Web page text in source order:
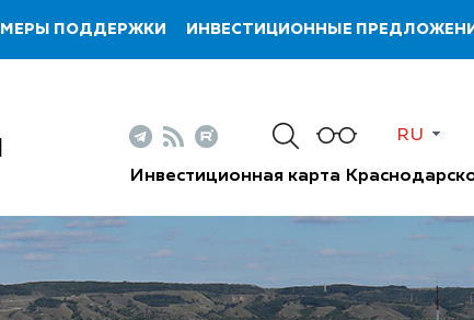
МЕРЫ ПОДДЕРЖКИ ИНВЕСТИЦИОННЫЕ
RU
Инвестиционная карта